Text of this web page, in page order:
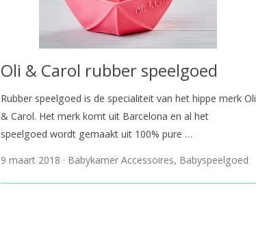
Oli & Carol rubber speelgoed
Rubber speelgoed is de specialiteit van het hippe merk Oli
& Carol. Het merk komt uit Barcelona en al het
speelgoed wordt gemaakt uit 100% pure …
9 maart 2018
Babykamer Accessoires, Babyspeelgoed